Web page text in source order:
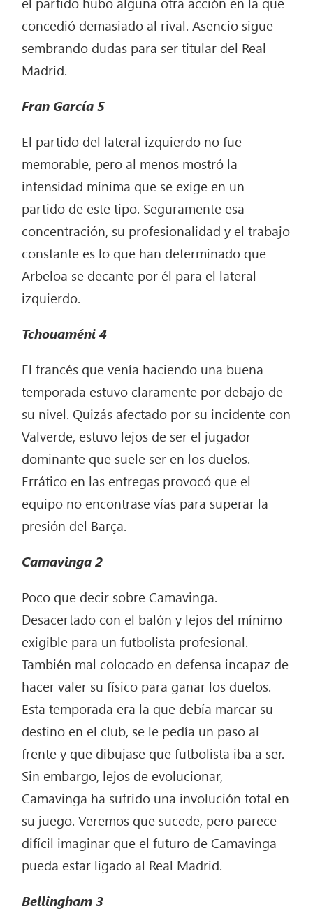
concedió demasiado al rival. Asencio sigue
sembrando dudas para ser titular del Real
Madrid.
Fran García 5
El partido del lateral izquierdo no fue
memorable, pero al menos mostró la
intensidad mínima que se exige en un
partido de este tipo. Seguramente esa
concentración, su profesionalidad y el trabajo
constante es lo que han determinado que
Arbeloa se decante por él para el lateral
izquierdo.
Tchouaméni 4
El francés que venía haciendo una buena
temporada estuvo claramente por debajo de
su nivel. Quizás afectado por su incidente con
Valverde, estuvo lejos de ser el jugador
dominante que suele ser en los duelos.
Errático en las entregas provocó que el
equipo no encontrase vías para superar la
presión del Barça.
Camavinga 2
Poco que decir sobre Camavinga.
Desacertado con el balón y lejos del mínimo
exigible para un futbolista profesional.
También mal colocado en defensa incapaz de
hacer valer su físico para ganar los duelos.
Esta temporada era la que debía marcar su
destino en el club, se le pedía un paso al
frente y que dibujase que futbolista iba a ser.
Sin embargo, lejos de evolucionar,
Camavinga ha sufrido una involución total en
su juego. Veremos que sucede, pero parece
difícil imaginar que el futuro de Camavinga
pueda estar ligado al Real Madrid.
Bellingham 3